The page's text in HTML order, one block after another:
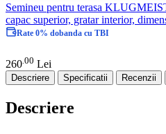
Semineu pentru terasa
capac superior, gratar interior,
Rate 0% dobanda cu TBI
260 00 Lei
Descriere Specificatii Recenzii
Descriere